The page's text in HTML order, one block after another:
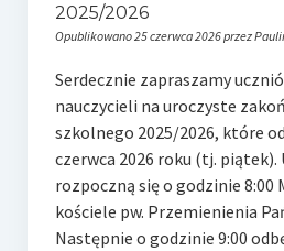
2025/2026
Opublikowano 25 czerwca 2026 przez
Serdecznie zapraszamy
nauczycieli na uroczyste
szkolnego 2025/2026, które
czerwca 2026 roku (tj. piątek).
rozpoczną się o godzinie 8:00
kościele pw. Przemienienia
Następnie o godzinie 9:00